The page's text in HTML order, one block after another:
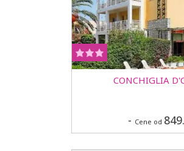
CONCHIGLIA
- Cene od